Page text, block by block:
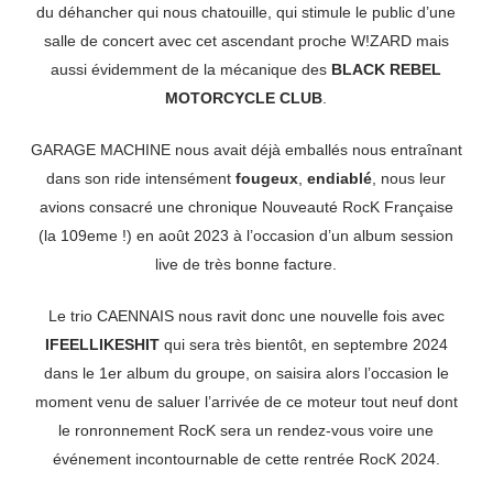
du déhancher qui nous chatouille, qui stimule le public d’une
salle de concert avec cet ascendant proche W!ZARD mais
aussi évidemment de la mécanique des BLACK REBEL
MOTORCYCLE CLUB
GARAGE MACHINE nous avait déjà emballés nous entraînant
dans son ride intensémentfougeux ,endiablé , nous leur
avions consacré une chronique Nouveauté RocK Française
(la 109eme !) en août 2023 à l’occasion d’un album session
live de très bonne facture.
Le trio CAENNAIS nous ravit donc une nouvelle fois avec
IFEELLIKESHITqui sera très bientôt, en septembre 2024
dans le 1er album du groupe, on saisira alors l’occasion le
moment venu de saluer l’arrivée de ce moteur tout neuf dont
le ronronnement RocK sera un rendez-vous voire une
événement incontournable de cette rentrée RocK 2024.